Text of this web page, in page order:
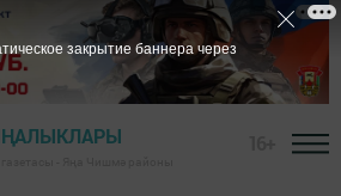
закрытие баннера через